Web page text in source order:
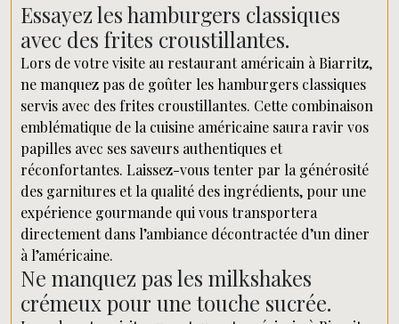
Essayez les hamburgers classiques
avec des frites croustillantes.
Lors de votre visite au restaurant américain à Biarritz,
ne manquez pas de goûter les hamburgers classiques
servis avec des frites croustillantes. Cette combinaison
emblématique de la cuisine américaine saura ravir vos
papilles avec ses saveurs authentiques et
réconfortantes. Laissez-vous tenter par la générosité
des garnitures et la qualité des ingrédients, pour une
expérience gourmande qui vous transportera
directement dans l’ambiance décontractée d’un diner
à l’américaine.
Ne manquez pas les milkshakes
crémeux pour une touche sucrée.